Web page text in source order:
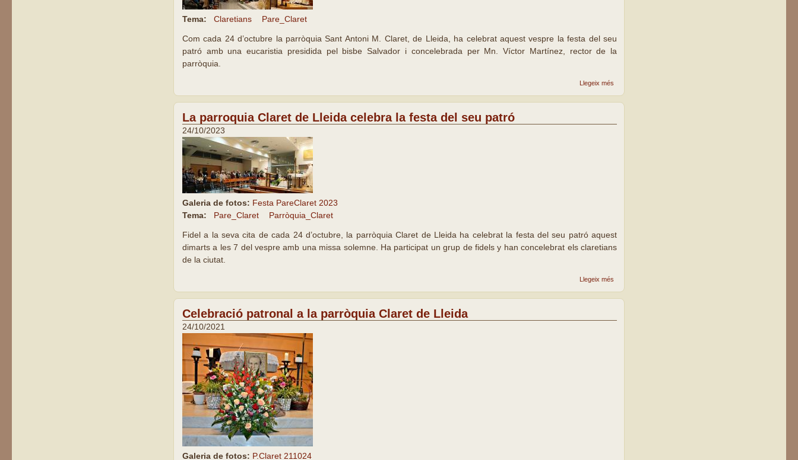
Tema: Claretians Pare_Claret
Com cada 24 d’octubre la parròquia Sant Antoni M. Claret, de Lleida, ha celebrat aquest vespre la festa del seu
patró amb una eucaristia presidida pel bisbe Salvador i concelebrada per Mn. Víctor Martínez, rector de la
parròquia.
Llegeix més
patronal a
parròquia
La parroquia Claret de Lleida celebra la festa del seu patró
24/10/2023
Galeria de fotos: Festa PareClaret 2023
Tema:
Pare_Claret Parròquia_Claret
Fidel a la seva cita de cada 24 d’octubre, la parròquia Claret de Lleida ha celebrat la festa del seu patró aquest
dimarts a les 7 del vespre amb una missa solemne. Ha participat un grup de fidels y han concelebrat els claretians
de la ciutat.
Llegeix més
Lleida
la festa
Celebració patronal a la parròquia Claret de Lleida
24/10/2021
Galeria de fotos: P.Claret 211024